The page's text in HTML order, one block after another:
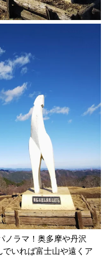
ノラマ！奥多摩や丹沢
いれば富士山や遠くア